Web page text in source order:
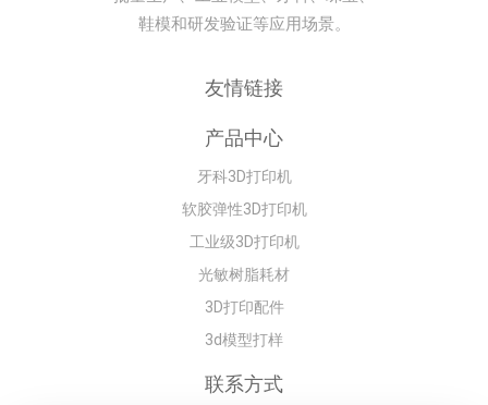
鞋模和研发验证等应用场景。
友情链接
产品中心
牙科3D打印机
软胶弹性3D打印机
工业级3D打印机
光敏树脂耗材
3D打印配件
3d模型打样
联系方式